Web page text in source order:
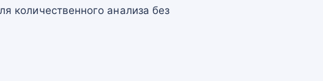
количественного анализа без